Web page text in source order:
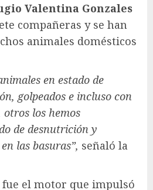
Valentina Gonzales
compañeras y se han
animales domésticos
en estado de
golpeados e incluso con
otros los hemos
de desnutrición y
las basuras”, señaló la
el motor que impulsó